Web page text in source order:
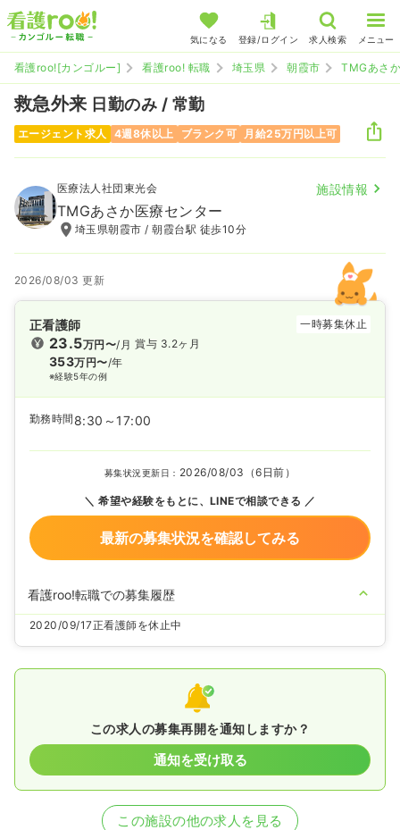
気になる 登録/ログイン 求人検索 メニュー
看護roo![カンゴルー] 看護roo! 転職 埼玉県 朝霞市 TMGあさ
救急外来 日勤のみ / 常勤
エージェント求人 4週8休以上 ブランク可 月給25万円以上可
医療法人社団東光会 施設情報
TMGあさか医療センター
埼玉県朝霞市 / 朝霞台駅 徒歩10分
2026/08/03 更新
正看護師 一時募集休止
23.5万円〜/月
353万円〜/年
※経験5年の例
賞与 3.2ヶ月
勤務時間 8:30～17:00
募集状況更新日： 2026/08/03（6日前）
希望や経験をもとに、LINEで相談できる
最新の募集状況を確認してみる
看護roo!転職での募集履歴
2020/09/17正看護師を休止中
この求人の募集再開を通知しますか？
通知を受け取る
この施設の他の求人を見る